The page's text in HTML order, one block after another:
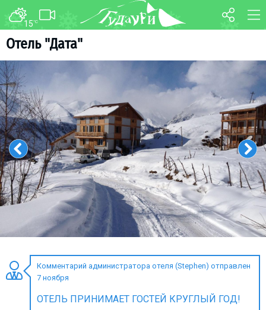
15°C
Отель "Дата"
Комментарий администратора отеля (Stephen) отправлен
7 ноября
ОТЕЛЬ ПРИНИМАЕТ ГОСТЕЙ КРУГЛЫЙ ГОД!
ФОРУМ
WEBCAM
ТРАНСФЕР
О курорте
Схема трасс
Ски-пасс
Инструкторы
Прокат
Ски-сервис
Дети в Гудаури
Развлечения
Календарь событий
Гудаури
INFO